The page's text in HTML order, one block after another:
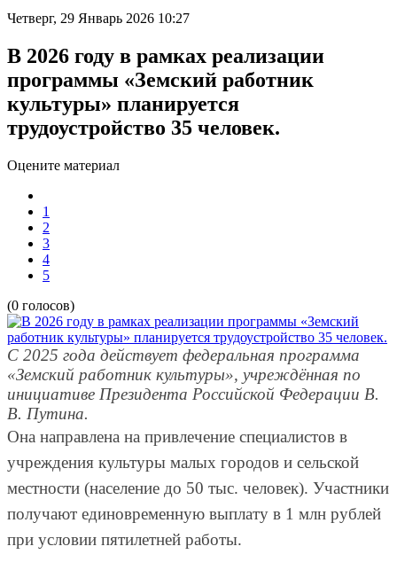
Четверг, 29 Январь 2026 10:27
В 2026 году в рамках реализации
программы «Земский работник
культуры» планируется
трудоустройство 35 человек.
Оцените материал
1
2
3
4
5
(0 голосов)
С 2025 года действует федеральная программа
«Земский работник культуры», учреждённая по
инициативе Президента Российской Федерации В.
В. Путина.
Она направлена на привлечение специалистов в
учреждения культуры малых городов и сельской
местности (население до 50 тыс. человек). Участники
получают единовременную выплату в 1 млн рублей
при условии пятилетней работы.